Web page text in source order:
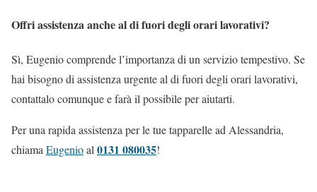
Offri assistenza anche al di fuori degli orari lavorativi?
Sì, Eugenio comprende l’importanza di un servizio tempestivo. Se
hai bisogno di assistenza urgente al di fuori degli orari lavorativi,
contattalo comunque e farà il possibile per aiutarti.
Per una rapida assistenza per le tue tapparelle ad Alessandria,
chiamaEugenioal0131 080035!